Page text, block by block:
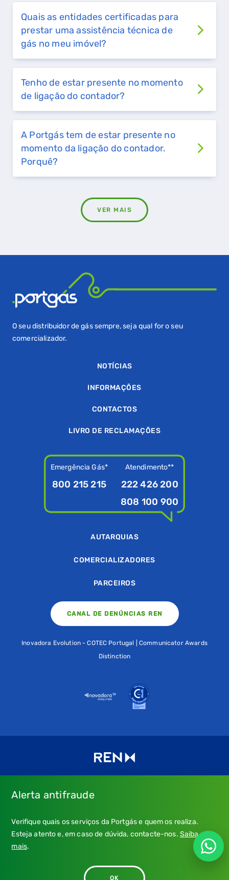
Quais as entidades certificadas para
prestar uma assistência técnica de
gás no meu imóvel?
Tenho de estar presente no momento
de ligação do contador?
A Portgás tem de estar presente no
momento da ligação do contador.
Porquê?
VER MAIS
O seu distribuidor de gás sempre, seja qual for o seu
comercializador.
NOTÍCIAS
INFORMAÇÕES
CONTACTOS
LIVRO DE RECLAMAÇÕES
Emergência Gás*
800 215 215
Atendimento**
222 426 200
808 100 900
AUTARQUIAS
COMERCIALIZADORES
PARCEIROS
CANAL DE DENÚNCIAS REN
Inovadora Evolution - COTEC Portugal | Communicator Awards
Distinction
a nossaPolítica de Cookies.
* Emergência Gás: 24 horas, chamada grátis.
** Atendimento: dias úteis, 9h-21h; chamada para a rede fixa
Alerta antifraude
Verifique quais os serviços da Portgás e quem os realiza.
Esteja atento e, em caso de dúvida, contacte-nos. Saiba
mais.
OK